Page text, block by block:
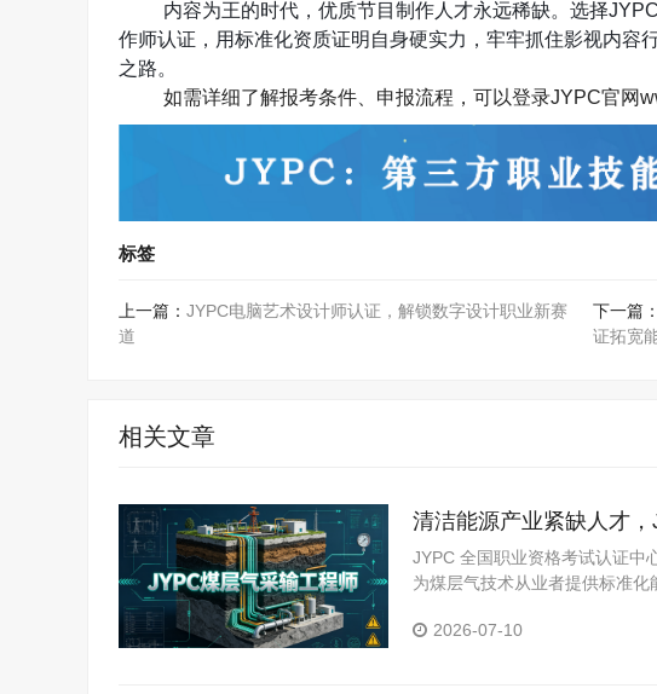
内容为王的时代，优质节目制作人才永远稀缺。选择
作师认证，用标准化资质证明自身硬实力，牢牢抓住影视内容
之路。
如需详细了解报考条件、申报流程，可以登录JYPC官网
标签
上一篇： JYPC电脑艺术设计师认证，解锁数字设计职业新赛
道
下一篇：
证拓宽
相关文章
清洁能源产业紧缺人才
赛道
JYPC 全国职业资格考试认证中
为煤层气技术从业者提供标准化
2026-07-10